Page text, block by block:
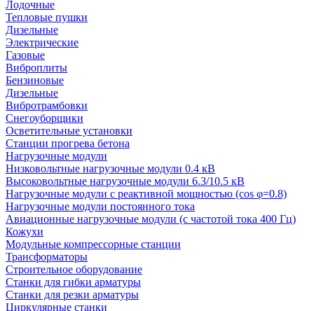
Лодочные
Тепловые пушки
Дизельные
Электрические
Газовые
Виброплиты
Бензиновые
Дизельные
Вибротрамбовки
Снегоуборщики
Осветительные установки
Станции прогрева бетона
Нагрузочные модули
Низковольтные нагрузочные модули 0.4 кВ
Высоковольтные нагрузочные модули 6.3/10.5 кВ
Нагрузочные модули с реактивной мощностью (cos φ=0.8)
Нагрузочные модули постоянного тока
Авиационные нагрузочные модули (с частотой тока 400 Гц)
Кожухи
Модульные компрессорные станции
Трансформаторы
Строительное оборудование
Станки для гибки арматуры
Станки для резки арматуры
Циркулярные станки